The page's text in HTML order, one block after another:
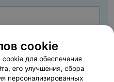
cookie
для обеспечения
его улучшения, сбора
персонализированных